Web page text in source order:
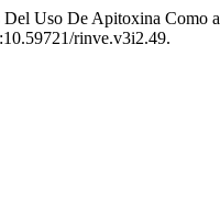
Uso De Apitoxina Como
rinve.v3i2.49.